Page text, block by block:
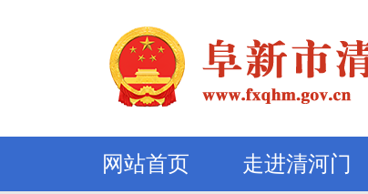
网站首页 走进清河门